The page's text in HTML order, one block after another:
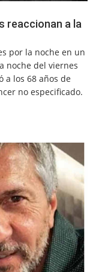
reaccionan a la
por la noche en un
noche del viernes
a los 68 años de
no especificado.